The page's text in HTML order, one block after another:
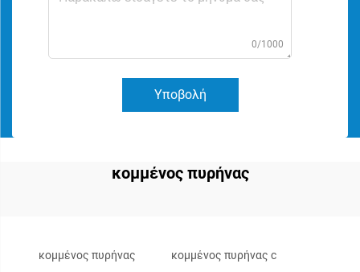
0/1000
Υποβολή
κομμένος πυρήνας
κομμένος πυρήνας κομμένος πυρήνας c